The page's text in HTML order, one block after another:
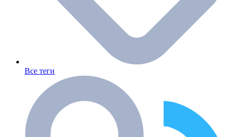
Все теги